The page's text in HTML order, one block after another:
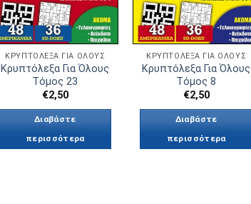
ΚΡΥΠΤΌΛΕΞΑ ΓΙΑ ΌΛΟΥΣ
Κρυπτόλεξα Για Όλους
Τόμος 23
€2,50
Διαβάστε
περισσότερα
ΚΡΥΠΤΌΛΕΞΑ ΓΙΑ ΌΛΟΥΣ
Κρυπτόλεξα Για Όλους
Τόμος 8
€2,50
Διαβάστε
περισσότερα